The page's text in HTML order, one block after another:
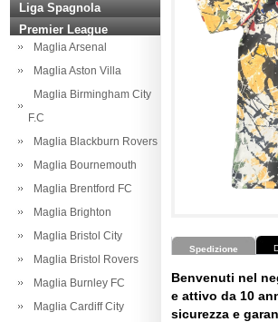
Liga Spagnola
Premier League
Maglia Arsenal
Maglia Aston Villa
Maglia Birmingham City
F.C
Maglia Blackburn Rovers
Maglia Bournemouth
Maglia Brentford FC
Maglia Brighton
Maglia Bristol City
Maglia Bristol Rovers
Maglia Burnley FC
Maglia Cardiff City
Spedizione
Benvenuti nel
e attivo da 10
sicurezza e